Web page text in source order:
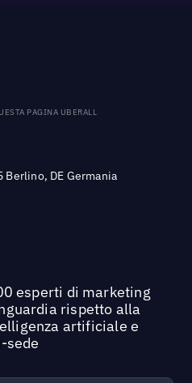
PAGINA UBERALL
DE Germania
esperti di marketing
rispetto alla
artificiale e
sede